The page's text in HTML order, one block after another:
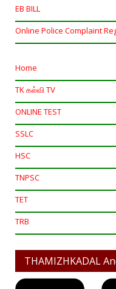
EB BILL
Online Police Complaint
Home
TK கல்வி TV
ONLINE TEST
SSLC
HSC
TNPSC
TET
TRB
THAMIZHKADAL